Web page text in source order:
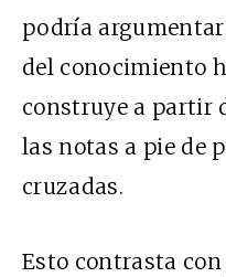
podría
del conocimiento
construye a partir
las notas a pie de
cruzadas.
Esto contrasta